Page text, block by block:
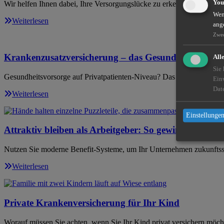
Wir helfen Ihnen dabei, Ihre Versorgungslücke zu erkennen und zu
Weiterlesen
Krankenzusatzversicherung – das GesundheitsPlus
Gesundheitsvorsorge auf Privatpatienten-Niveau? Das geht auch als
Weiterlesen
Attraktiv bleiben als Arbeitgeber: So gewinnen und
Nutzen Sie moderne Benefit-Systeme, um Ihr Unternehmen
Weiterlesen
Private Krankenversicherung für Ihr Kind
Worauf müssen Sie achten, wenn Sie Ihr Kind privat versichern
Sie